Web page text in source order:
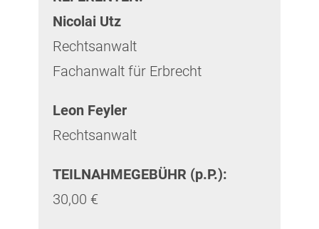
Nicolai Utz
Rechtsanwalt
Fachanwalt für Erbrecht
Leon Feyler
Rechtsanwalt
TEILNAHMEGEBÜHR (p.P.):
30,00 €